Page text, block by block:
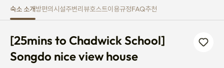
숙소 소개방편의시설주변리뷰호스트이용규정FAQ추천
[25mins to Chadwick School]
Songdo nice view house